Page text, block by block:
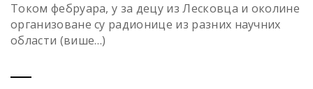
Током фебруара, у за децу из Лесковца и околине
организоване су радионице из разних научних
области (више…)